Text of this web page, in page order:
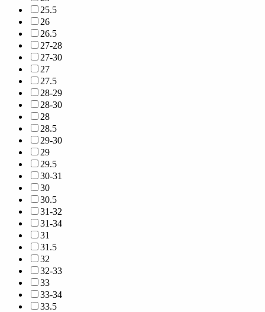
25.5
26
26.5
27-28
27-30
27
27.5
28-29
28-30
28
28.5
29-30
29
29.5
30-31
30
30.5
31-32
31-34
31
31.5
32
32-33
33
33-34
33.5